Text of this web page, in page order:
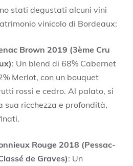
stati degustati alcuni vini
vinicolo di Bordeaux:
Brown 2019 (3ème Cru
: Un blend di 68% Cabernet
Merlot, con un bouquet
rossi e cedro. Al palato, si
sua ricchezza e profondità,
Rouge 2018 (Pessac-
de Graves): Un